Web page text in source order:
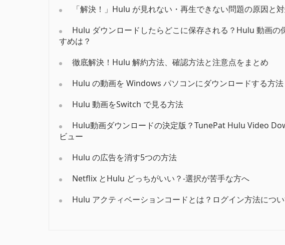
「解決！」Hulu が見れない・再生できない問題の原因と
Hulu ダウンロードしたらどこに保存される？Hulu 動画の
すめは？
徹底解決！Hulu 解約方法、確認方法と注意点をまとめ
Hulu の動画を Windows パソコンにダウンロードする方法
Hulu 動画をSwitch で見る方法
Hulu動画ダウンロードの決定版？TunePat Hulu Video
ビュー
Hulu の広告を消す5つの方法
Netflix とHulu どっちがいい？‐選択が苦手な方へ
Hulu アクティベーションコードとは？ログイン方法につ